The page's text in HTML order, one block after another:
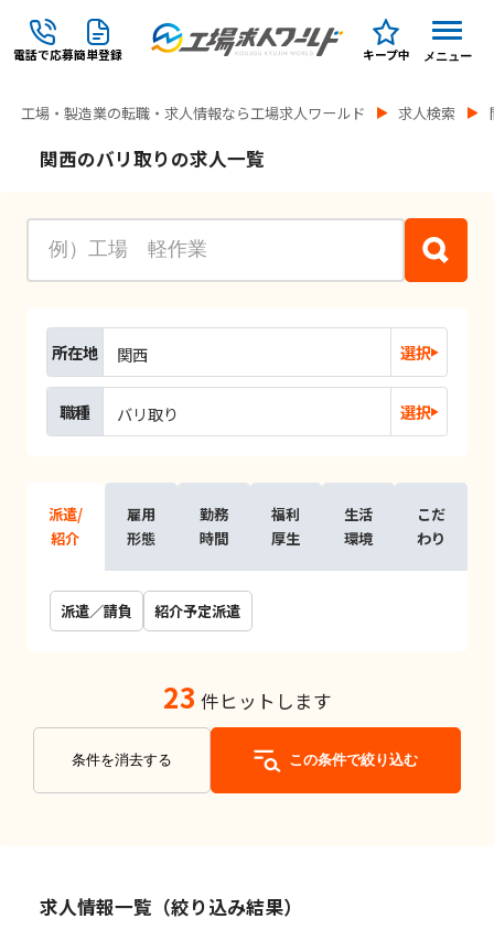
電話で応募簡単登録 キープ中 メニュー
工場・製造業の転職・求人情報なら工場求人ワールド 求人検索
関西のバリ取りの求人一覧
所在地 関西 選択
職種 バリ取り 選択
派遣/
紹介
雇用
形態
勤務
時間
福利
厚生
生活
環境
こだ
わり
派遣／請負 紹介予定派遣
23 件ヒットします
条件を消去する この条件で絞り込む
求人情報一覧（絞り込み結果）